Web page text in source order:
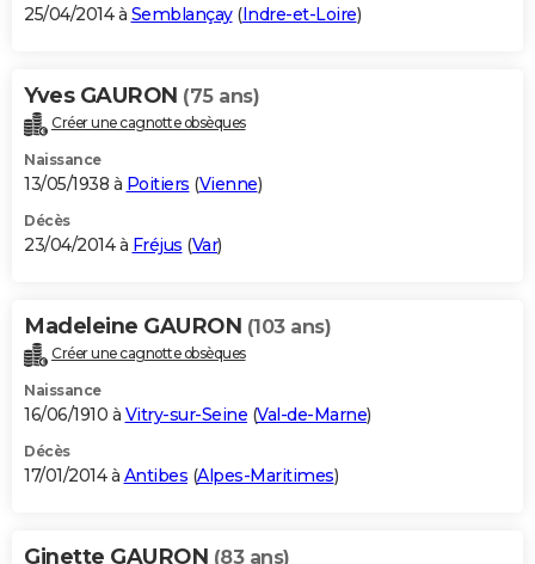
25/04/2014 à Semblançay(Indre-et-Loire)
Yves GAURON (75 ans)
Créer une cagnotte obsèques
Naissance
13/05/1938 à Poitiers (Vienne)
Décès
23/04/2014 à Fréjus (Var)
Madeleine GAURON (103 ans)
Créer une cagnotte obsèques
Naissance
16/06/1910 à Vitry-sur-Seine (Val-de-Marne)
Décès
17/01/2014 à Antibes (Alpes-Maritimes)
Ginette GAURON (83 ans)